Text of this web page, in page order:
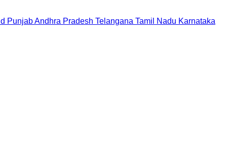
PunjabAndhra Pradesh Telangana Tamil Nadu Karnataka